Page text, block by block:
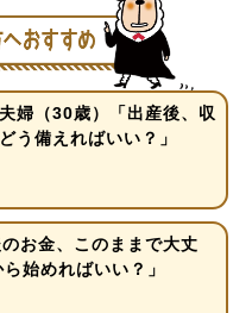
婦（30歳）「出産後、収
う備えればいい？」
お金、このままで大丈
始めればいい？」